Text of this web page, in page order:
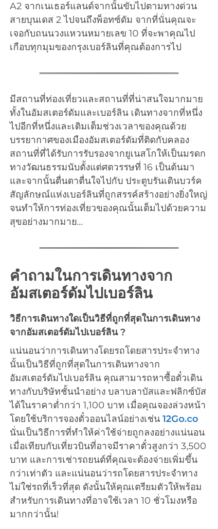
A2 จากเนเธอร์แลนด์จากนั้นขับไปตามทางด่วน
สายบุนเดส 2 ไปจนถึงพ็อทซ์ดัม จากที่นั่นคุณจะ
เจอกับถนนวงแหวนหมายเลข 10 ที่จะพาคุณไป
เกือบทุกมุมของกรุงเบอร์ลินที่คุณต้องการไป
มีสถานที่ท่องเที่ยวและสถานที่ที่น่าสนใจมากมาย
ทั้งในอัมสเตอร์ดัมและเบอร์ลิน เดินทางจากที่หนึ่ง
ไปอีกที่หนึ่งและเติมเต็มช่วงเวลาของคุณด้วย
บรรยากาศของเมืองอัมสเตอร์ดัมที่ติดกับคลอง
สถานที่ที่ได้รับการรับรองจากยูเนสโกให้เป็นมรดก
ทางวัฒนธรรมนับตั้งแต่ศตวรรษที่ 16 เป็นต้นมา
และจากนั้นตื่นตาตื่นใจไปกับ ประตูบรันเดินบวร์ค
สัญลักษณ์แห่งเบอร์ลินที่ถูกสรรค์สร้างอย่างยิ่งใหญ่
จนทำให้การท่องเที่ยวของคุณนั้นเต็มไปด้วยความ
สุขอย่างมากมาย…
คำถามในการเดินทางจาก
อัมสเตอร์ดัมไปเบอร์ลิน
วิธีการเดินทางใดเป็นวิธีที่ถูกที่สุดในการเดินทาง
จากอัมสเตอร์ดัมไปเบอร์ลิน ?
แน่นอนว่าการเดินทางโดยรถโดยสารประจำทาง
นั้นเป็นวิธีที่ถูกที่สุดในการเดินทางจาก
อัมสเตอร์ดัมไปเบอร์ลิน คุณสามารถหาซื้อตั๋วเดิน
ทางกับบริษัทชั้นนำอย่าง บลาบลาบัสและฟลิกซ์บัส
ได้ในราคาต่ำกว่า 1,100 บาท เมื่อคุณจองล่วงหน้า
โดยใช้บริการจองตั๋วออนไลน์อย่างเช่น 12Go.co
นั่นเป็นวิธีการที่ทำให้ค่าใช้จ่ายถูกลงอย่างแน่นอน
เมื่อเทียบกับเที่ยวบินที่อาจมีราคาตั๋วสูงกว่า 3,500
บาท และการเช่ารถยนต์ที่คุณจะต้องจ่ายเพิ่มขึ้น
กว่าเท่าตัว และแน่นอนว่ารถโดยสารประจำทาง
ไม่ใช่รถที่เร็วที่สุด ดังนั้นให้คุณเตรียมตัวให้พร้อม
สำหรับการเดินทางที่อาจใช้เวลา 10 ชั่วโมงหรือ
มากกว่านั้น!